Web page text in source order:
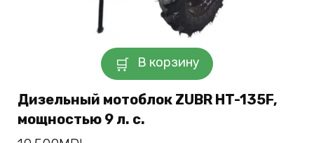
В корзину
Дизельный мотоблок ZUBR HT-135F,
мощностью 9 л. с.